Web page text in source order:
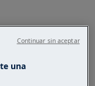
una
Continuar sin aceptar